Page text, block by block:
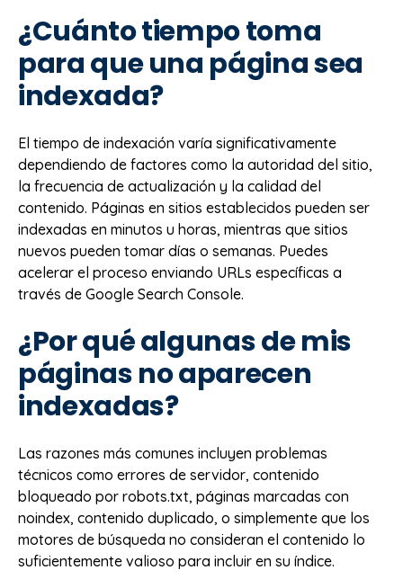
¿Cuánto tiempo toma
para que una página sea
indexada?
El tiempo de indexación varía significativamente
dependiendo de factores como la autoridad del sitio,
la frecuencia de actualización y la calidad del
contenido. Páginas en sitios establecidos pueden ser
indexadas en minutos u horas, mientras que sitios
nuevos pueden tomar días o semanas. Puedes
acelerar el proceso enviando URLs específicas a
través de Google Search Console.
¿Por qué algunas de mis
páginas no aparecen
indexadas?
Las razones más comunes incluyen problemas
técnicos como errores de servidor, contenido
bloqueado por robots.txt, páginas marcadas con
noindex, contenido duplicado, o simplemente que los
motores de búsqueda no consideran el contenido lo
suficientemente valioso para incluir en su índice.